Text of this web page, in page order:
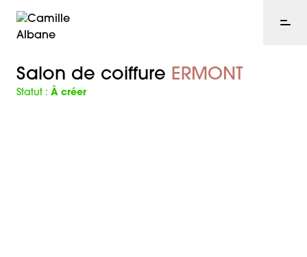
Salon de coiffure ERMONT
Statut : À créer